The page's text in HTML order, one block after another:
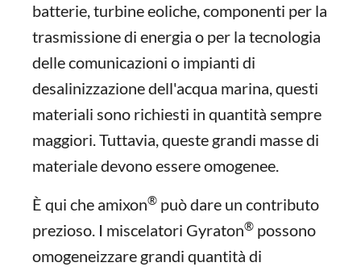
batterie, turbine eoliche, componenti per la
trasmissione di energia o per la tecnologia
delle comunicazioni o impianti di
desalinizzazione dell'acqua marina, questi
materiali sono richiesti in quantità sempre
maggiori. Tuttavia, queste grandi masse di
materiale devono essere omogenee.
È qui che amixon® può dare un contributo
prezioso. I miscelatori Gyraton® possono
omogeneizzare grandi quantità di